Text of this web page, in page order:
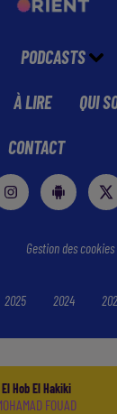
El Hob El Hakiki
FOUAD
PODCASTS
À LIRE QUI
CONTACT
Gestion des cookies
2025 2024